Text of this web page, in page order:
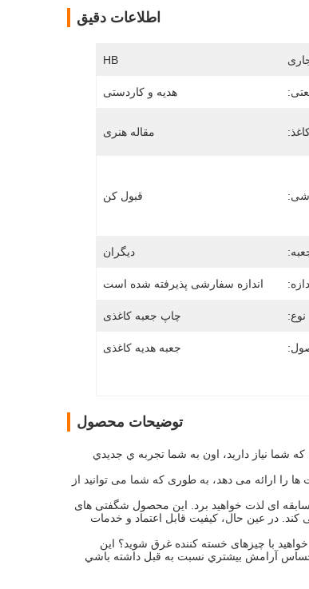
اطلاعات دقیق
HB
هدیه و کاردستی
مقاله هنری
قبول کن
دیگران
اندازه سفارشی پذیرفته شده است
نوع: چاپ جعبه کاغذی
جعبه هدیه کاغذی
توضیحات محصول
شما نياز داريد، اون به شما تجربه ي جديدي
ارائه می دهد، به طوری که شما می توانید از
ای لذت خواهید برد. این محصول شگفتی های
در عین حال، کیفیت قابل اعتماد و خدمات
با چیزهای خسته کننده غرق شوید؟ این
آرامش بيشتري نسبت به قبل داشته باشي